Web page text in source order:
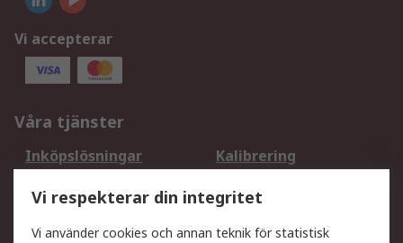
Vi accepterar
Våra tjänster
Inköpslösningar
Kalibrering
DesignSpark
Teknisk Support
Ditt lokala säljteam
Exportlösningar
Vi respekterar din integritet
Vi använder cookies och annan teknik för statistisk